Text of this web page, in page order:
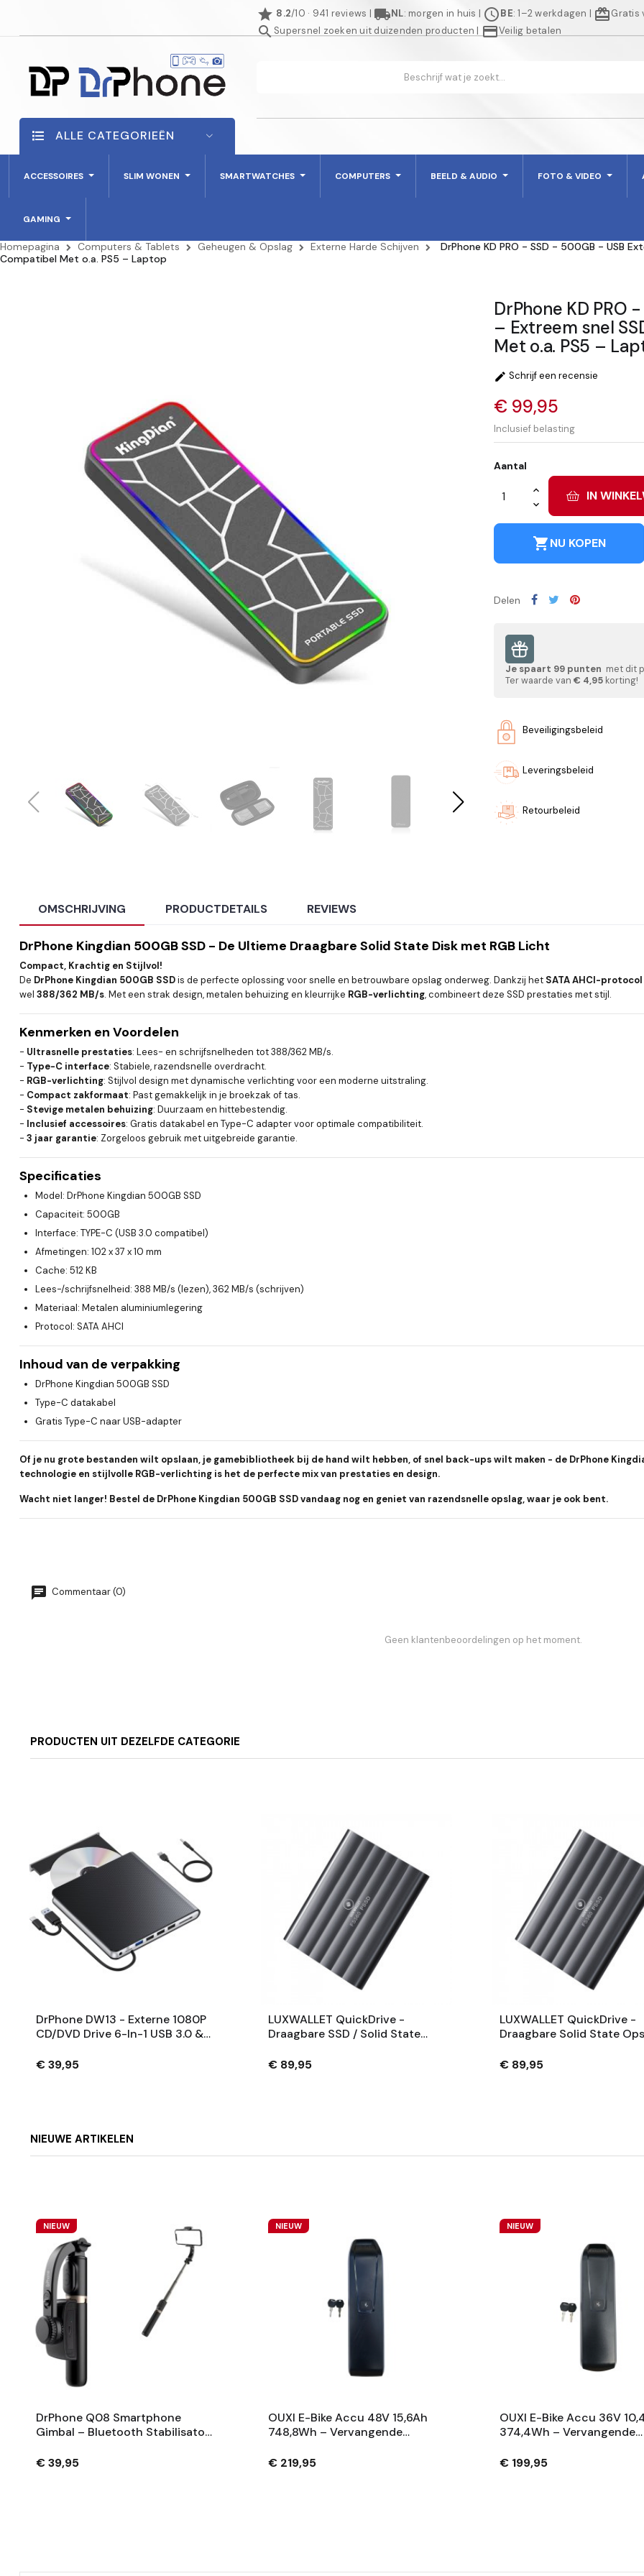
star 8.2/10 · 941 reviews | local_shippingNL: morgen in huis | scheduleBE: 1–2 werkdagen | redeemGratis
searchSupersnel zoeken uit duizenden producten | credit_cardVeilig betalen
ALLE CATEGORIEËN
ACCESSOIRES SLIM WONEN SMARTWATCHES COMPUTERS BEELD & AUDIO FOTO & VIDEO
GAMING
Homepagina Computers & Tablets Geheugen & Opslag Externe Harde Schijven
DrPhone KD PRO - SSD - 500GB - USB
Compatibel Met o.a. PS5 – Laptop
DrPhone KD PRO
– Extreem snel
Met o.a. PS5 –
 Schrijf een recensie
€ 99,95
Inclusief belasting
Aantal
IN
shopping_cartNU KOPEN
Delen
Je spaart 99 punten met dit
Ter waarde van € 4,95 korting!
Beveiligingsbeleid
Leveringsbeleid
Retourbeleid
OMSCHRIJVING PRODUCTDETAILS REVIEWS
DrPhone Kingdian 500GB SSD - De Ultieme Draagbare Solid State Disk met RGB Licht
Compact, Krachtig en Stijlvol!
De DrPhone Kingdian 500GB SSDis de perfecte oplossing voor snelle en betrouwbare opslag onderweg. Dankzij het SATA AHCI-protocol
wel 388/362 MB/s. Met een strak design, metalen behuizing en kleurrijke RGB-verlichting, combineert deze SSD prestaties met stijl.
Kenmerken en Voordelen
- Ultrasnelle prestaties: Lees- en schrijfsnelheden tot 388/362 MB/s.
- Type-C interface: Stabiele, razendsnelle overdracht.
- RGB-verlichting: Stijlvol design met dynamische verlichting voor een moderne uitstraling.
- Compact zakformaat: Past gemakkelijk in je broekzak of tas.
- Stevige metalen behuizing: Duurzaam en hittebestendig.
- Inclusief accessoires: Gratis datakabel en Type-C adapter voor optimale compatibiliteit.
- 3 jaar garantie: Zorgeloos gebruik met uitgebreide garantie.
Specificaties
Model: DrPhone Kingdian 500GB SSD
Capaciteit: 500GB
Interface: TYPE-C (USB 3.0 compatibel)
Afmetingen: 102 x 37 x 10 mm
Cache: 512 KB
Lees-/schrijfsnelheid: 388 MB/s (lezen), 362 MB/s (schrijven)
Materiaal: Metalen aluminiumlegering
Protocol: SATA AHCI
Inhoud van de verpakking
DrPhone Kingdian 500GB SSD
Type-C datakabel
Gratis Type-C naar USB-adapter
Of je nu grote bestanden wilt opslaan, je gamebibliotheek bij de hand wilt hebben, of snel back-ups wilt maken - de DrPhone
technologie en stijlvolle RGB-verlichting is het de perfecte mix van prestaties en design.
Wacht niet langer! Bestel de DrPhone Kingdian 500GB SSD vandaag nog en geniet van razendsnelle opslag, waar je ook bent.
Commentaar (0)
Geen klantenbeoordelingen op het moment.
PRODUCTEN UIT DEZELFDE CATEGORIE
DrPhone DW13 - Externe 1080P
CD/DVD Drive 6-In-1 USB 3.0 &
– Windows / Mac / Linux - Zwart
€ 39,95
LUXWALLET QuickDrive -
Draagbare SSD / Solid State
- USB-C / USB 3.1 - Metaal
€ 89,95
LUXWALLET QuickDrive -
Draagbare Solid State
Geschikt Voor Laptops -
€ 89,95
NIEUWE ARTIKELEN
NIEUW
DrPhone Q08 Smartphone
Gimbal – Bluetooth Stabilisator
Zwart
€ 39,95
NIEUW
OUXI E-Bike Accu 48V 15,6Ah
748,8Wh – Vervangende
Sleutels – Zwart
€ 219,95
NIEUW
OUXI E-Bike Accu 36V
374,4Wh – Vervangende
Sleutels – Zwart
€ 199,95